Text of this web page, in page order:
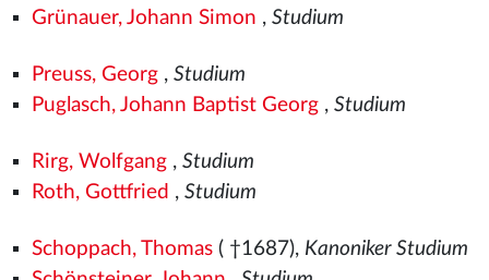
Grünauer, Johann Simon , Studium
Preuss, Georg, Studium
Puglasch, Johann Baptist Georg, Studium
Rirg, Wolfgang, Studium
Roth, Gottfried , Studium
Schoppach, Thomas( †1687), Kanoniker Studium